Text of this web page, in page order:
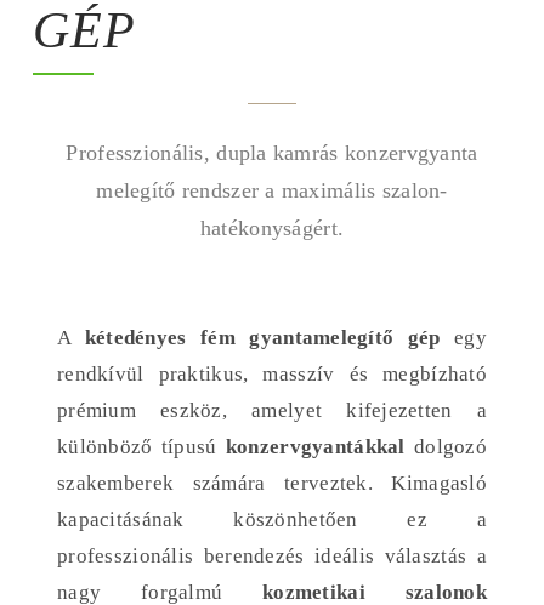
GÉP
Professzionális, dupla kamrás konzervgyanta
melegítő rendszer a maximális szalon-
hatékonyságért.
A kétedényes fém gyantamelegítő gép egy
rendkívül praktikus, masszív és megbízható
prémium eszköz, amelyet kifejezetten a
különböző típusú konzervgyantákkal dolgozó
szakemberek számára terveztek. Kimagasló
kapacitásának köszönhetően ez a
professzionális berendezés ideális választás a
nagy forgalmúkozmetikai szalonok